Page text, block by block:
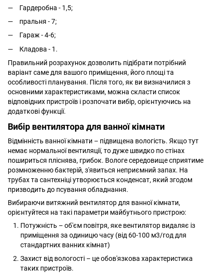
Гардеробна - 1,5;
пральня - 7;
Гараж - 4-6;
Кладова - 1.
Правильний розрахунок дозволить підібрати потрібний
варіант саме для вашого приміщення, його площі та
особливості планування. Після того, як ви визначилися з
основними характеристиками, можна скласти список
відповідних пристроїв і розпочати вибір, орієнтуючись на
додаткові функції.
Вибір вентилятора для ванної кімнати
Відмінність ванної кімнати – підвищена вологість. Якщо тут
немає нормальної вентиляції, то дуже швидко по стінах
пошириться пліснява, грибок. Вологе середовище сприятиме
розмноженню бактерій, з'явиться неприємний запах. На
трубах та сантехніці утворюється конденсат, який згодом
призводить до псування обладнання.
Вибираючи витяжний вентилятор для ванної кімнати,
орієнтуйтеся на такі параметри майбутнього пристрою:
Потужність – об'єм повітря, яке вентилятор видаляє із
приміщення за одиницю часу (від 60-100 м3/год для
стандартних ванних кімнат)
Захист від вологості – це обов'язкова характеристика
таких пристроїв.